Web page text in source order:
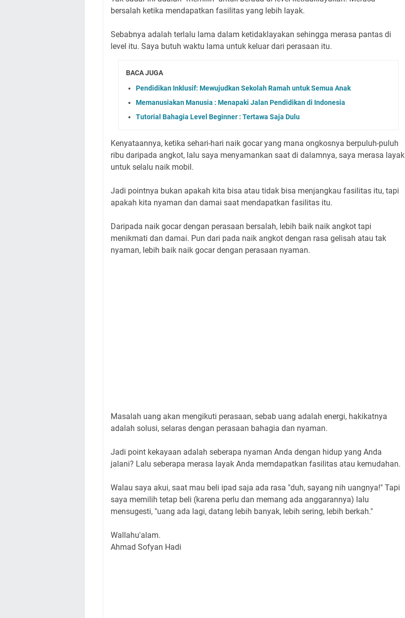
bersalah ketika mendapatkan fasilitas yang lebih layak.
Sebabnya adalah terlalu lama dalam ketidaklayakan sehingga merasa pantas di
level itu. Saya butuh waktu lama untuk keluar dari perasaan itu.
BACA JUGA
Pendidikan Inklusif: Mewujudkan Sekolah Ramah untuk Semua Anak
Memanusiakan Manusia : Menapaki Jalan Pendidikan di Indonesia
Tutorial Bahagia Level Beginner : Tertawa Saja Dulu
Kenyataannya, ketika sehari-hari naik gocar yang mana ongkosnya berpuluh-puluh
ribu daripada angkot, lalu saya menyamankan saat di dalamnya, saya merasa layak
untuk selalu naik mobil.
Jadi pointnya bukan apakah kita bisa atau tidak bisa menjangkau fasilitas itu, tapi
apakah kita nyaman dan damai saat mendapatkan fasilitas itu.
Daripada naik gocar dengan perasaan bersalah, lebih baik naik angkot tapi
menikmati dan damai. Pun dari pada naik angkot dengan rasa gelisah atau tak
nyaman, lebih baik naik gocar dengan perasaan nyaman.
Masalah uang akan mengikuti perasaan, sebab uang adalah energi, hakikatnya
adalah solusi, selaras dengan perasaan bahagia dan nyaman.
Jadi point kekayaan adalah seberapa nyaman Anda dengan hidup yang Anda
jalani? Lalu seberapa merasa layak Anda memdapatkan fasilitas atau kemudahan.
Walau saya akui, saat mau beli ipad saja ada rasa "duh, sayang nih uangnya!" Tapi
saya memilih tetap beli (karena perlu dan memang ada anggarannya) lalu
mensugesti, "uang ada lagi, datang lebih banyak, lebih sering, lebih berkah."
Wallahu'alam.
Ahmad Sofyan Hadi